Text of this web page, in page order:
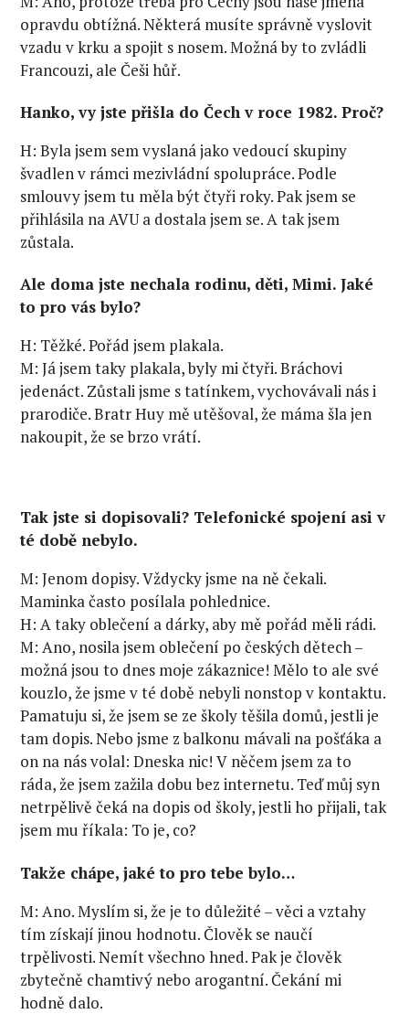
opravdu obtížná. Některá musíte správně vyslovit
vzadu v krku a spojit s nosem. Možná by to zvládli
Francouzi, ale Češi hůř.
Hanko, vy jste přišla do Čech v roce 1982. Proč?
H: Byla jsem sem vyslaná jako vedoucí skupiny
švadlen v rámci mezivládní spolupráce. Podle
smlouvy jsem tu měla být čtyři roky. Pak jsem se
přihlásila na AVU a dostala jsem se. A tak jsem
zůstala.
Ale doma jste nechala rodinu, děti, Mimi. Jaké
to pro vás bylo?
H: Těžké. Pořád jsem plakala.
M: Já jsem taky plakala, byly mi čtyři. Bráchovi
jedenáct. Zůstali jsme s tatínkem, vychovávali nás i
prarodiče. Bratr Huy mě utěšoval, že máma šla jen
nakoupit, že se brzo vrátí.
Tak jste si dopisovali? Telefonické spojení asi v
té době nebylo.
M: Jenom dopisy. Vždycky jsme na ně čekali.
Maminka často posílala pohlednice.
H: A taky oblečení a dárky, aby mě pořád měli rádi.
M: Ano, nosila jsem oblečení po českých dětech –
možná jsou to dnes moje zákaznice! Mělo to ale své
kouzlo, že jsme v té době nebyli nonstop v kontaktu.
Pamatuju si, že jsem se ze školy těšila domů, jestli je
tam dopis. Nebo jsme z balkonu mávali na pošťáka a
on na nás volal: Dneska nic! V něčem jsem za to
ráda, že jsem zažila dobu bez internetu. Teď můj syn
netrpělivě čeká na dopis od školy, jestli ho přijali, tak
jsem mu říkala: To je, co?
Takže chápe, jaké to pro tebe bylo…
M: Ano. Myslím si, že je to důležité – věci a vztahy
tím získají jinou hodnotu. Člověk se naučí
trpělivosti. Nemít všechno hned. Pak je člověk
zbytečně chamtivý nebo arogantní. Čekání mi
hodně dalo.